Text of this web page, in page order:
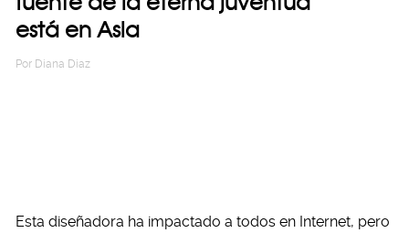
está en Asia
Por Diana Diaz
Esta diseñadora ha impactado a todos en Internet, pero